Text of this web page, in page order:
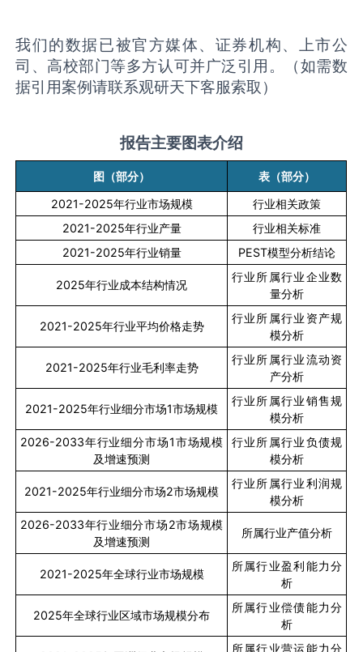
我们的数据已被官方媒体、证券机构、上市公
司、高校部门等多方认可并广泛引用。（如需数
据引用案例请联系观研天下客服索取）
报告主要图表介绍
图（部分）
表（部分）
2021-2025年行业市场规模
行业相关政策
2021-2025年行业产量
行业相关标准
2021-2025年行业销量 PEST模型分析结论
2025年行业成本结构情况
行业所属行业企业数
量分析
2021-2025年行业平均价格走势
行业所属行业资产规
模分析
2021-2025年行业毛利率走势
行业所属行业流动资
产分析
2021-2025年行业细分市场1市场规模
行业所属行业销售规
模分析
2026-2033年行业细分市场1市场规模
及增速预测
行业所属行业负债规
模分析
2021-2025年行业细分市场2市场规模
行业所属行业利润规
模分析
2026-2033年行业细分市场2市场规模
及增速预测
所属行业产值分析
2021-2025年全球行业市场规模
所属行业盈利能力分
析
2025年全球行业区域市场规模分布
所属行业偿债能力分
析
所属行业营运能力分